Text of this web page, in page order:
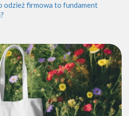
odzież firmowa to fundament